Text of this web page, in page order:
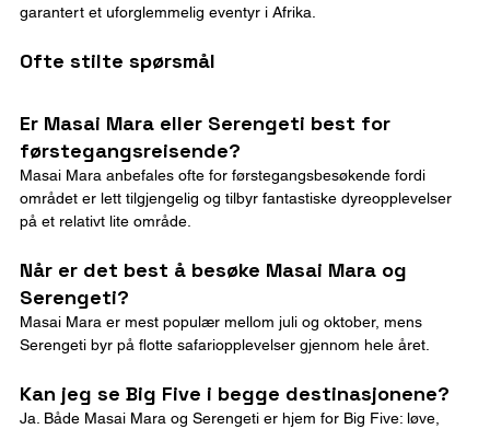
garantert et uforglemmelig eventyr i Afrika.
Ofte stilte spørsmål
Er Masai Mara eller Serengeti best for
førstegangsreisende?
Masai Mara anbefales ofte for førstegangsbesøkende fordi
området er lett tilgjengelig og tilbyr fantastiske dyreopplevelser
på et relativt lite område.
Når er det best å besøke Masai Mara og
Serengeti?
Masai Mara er mest populær mellom juli og oktober, mens
Serengeti byr på flotte safariopplevelser gjennom hele året.
Kan jeg se Big Five i begge destinasjonene?
Ja. Både Masai Mara og Serengeti er hjem for Big Five: løve,